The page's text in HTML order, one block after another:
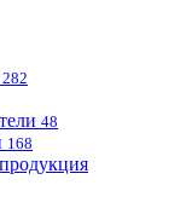
282
48
168